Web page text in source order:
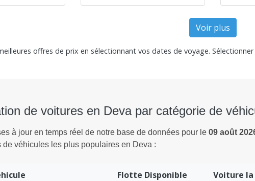
Voir plus
offres de prix en sélectionnant vos dates de voyage.
de voitures en Deva par catégorie de
à jour en temps réel de notre base de données pour le 09 août
de véhicules les plus populaires en Deva :
Flotte Disponible Voiture la